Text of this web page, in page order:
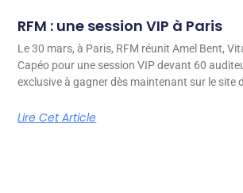
RFM : une session VIP à Paris
Le 30 mars, à Paris, RFM réunit Amel Bent,
Capéo pour une session VIP devant 60
exclusive à gagner dès maintenant sur le site
Lire Cet Article